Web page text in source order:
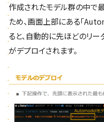
作成されたモデル群の中で
ため、画面上部にある「
ると、自動的に先ほどのリ
がデプロイされます。